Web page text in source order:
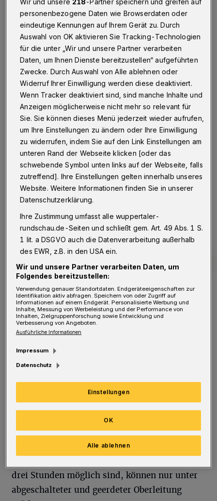
Wuppertal· Die Stadt hat die Sperrung der
Bahnstrecke in Wuppertal am vergangenen
Wochenende genutzt, um 15 von insgesamt 26
Brücken über die DB-Gleise auf der Hauptstrecke
zwischen Oberbarmen und Vohwinkel turnusmäßig zu
überprüfen.
04.02.2020 , 21:28 Uhr Eine Minute Lesezeit
Symbolbild.
Zehn Bauwerksprüfer waren mit einem
Spezialfahrzeug auf Schienen unterwegs, um
die Brücken von unten zu begutachten. Diese
Prüfungen, die sonst nur nachts in den
drei Stunden möglich sind, können nur unter
abgeschalteter und geerdeter Oberleitung
personenbezogene Daten wie Browserdaten oder
eindeutige Kennungen auf Ihrem Gerät zu. Durch
Auswahl von OK aktivieren Sie Tracking-Technologien
für die unter „Wir und unsere Partner verarbeiten
Daten, um Ihnen Dienste bereitzustellen“ aufgeführten
Zwecke. Durch Auswahl von Alle ablehnen oder
Widerruf Ihrer Einwilligung werden diese deaktiviert.
Wenn Tracker deaktiviert sind, sind manche Inhalte und
Anzeigen möglicherweise nicht mehr so relevant für
Sie. Sie können dieses Menü jederzeit wieder aufrufen,
um Ihre Einstellungen zu ändern oder Ihre Einwilligung
zu widerrufen, indem Sie auf den Link Einstellungen am
unteren Rand der Webseite klicken [oder das
schwebende Symbol unten links auf der Webseite, falls
zutreffend]. Ihre Einstellungen gelten innerhalb unseres
Website. Weitere Informationen finden Sie in unserer
Datenschutzerklärung.
Ihre Zustimmung umfasst alle wuppertaler-
rundschau.de-Seiten und schließt gem. Art. 49 Abs. 1 S.
1 lit. a DSGVO auch die Datenverarbeitung außerhalb
des EWR, z.B. in den USA ein.
Wir und unsere Partner verarbeiten Daten, um
Folgendes bereitzustellen:
Verwendung genauer Standortdaten. Endgeräteeigenschaften zur
Identifikation aktiv abfragen. Speichern von oder Zugriff auf
Informationen auf einem Endgerät. Personalisierte Werbung und
Inhalte, Messung von Werbeleistung und der Performance von
Inhalten, Zielgruppenforschung sowie Entwicklung und
Verbesserung von Angeboten.
Ausführliche Informationen
Impressum
Datenschutz
Einstellungen
Alle ablehnen
OK